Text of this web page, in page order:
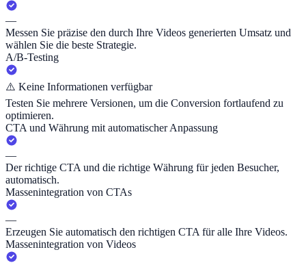
—
Messen Sie präzise den durch Ihre Videos generierten Umsatz und
wählen Sie die beste Strategie.
A/B-Testing
⚠️ Keine Informationen verfügbar
Testen Sie mehrere Versionen, um die Conversion fortlaufend zu
optimieren.
CTA und Währung mit automatischer Anpassung
—
Der richtige CTA und die richtige Währung für jeden Besucher,
automatisch.
Massenintegration von CTAs
—
Erzeugen Sie automatisch den richtigen CTA für alle Ihre Videos.
Massenintegration von Videos